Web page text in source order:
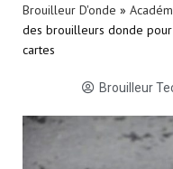
Brouilleur D'onde »
des brouilleurs donde
cartes
Brouilleur